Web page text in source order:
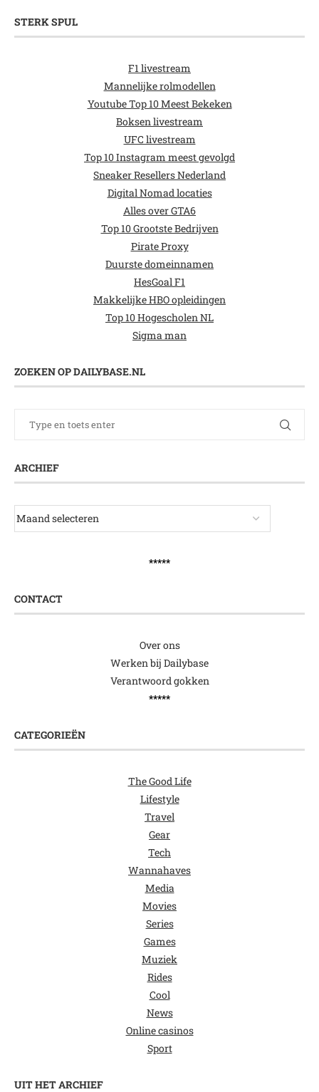
STERK SPUL
F1 livestream
Mannelijke rolmodellen
Youtube Top 10 Meest Bekeken
Boksen livestream
UFC livestream
Top 10 Instagram meest gevolgd
Sneaker Resellers Nederland
Digital Nomad locaties
Alles over GTA6
Top 10 Grootste Bedrijven
Pirate Proxy
Duurste domeinnamen
HesGoal F1
Makkelijke HBO opleidingen
Top 10 Hogescholen NL
Sigma man
ZOEKEN OP DAILYBASE.NL
ARCHIEF
*****
CONTACT
Over ons
Werken bij Dailybase
Verantwoord gokken
*****
CATEGORIEËN
The Good Life
Lifestyle
Travel
Gear
Tech
Wannahaves
Media
Movies
Series
Games
Muziek
Rides
Cool
News
Online casinos
Sport
UIT HET ARCHIEF